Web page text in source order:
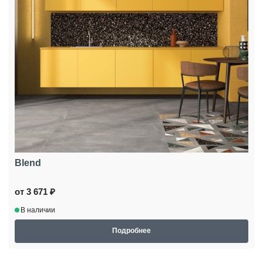
Blend
от 3 671 ₽
В наличии
Подробнее